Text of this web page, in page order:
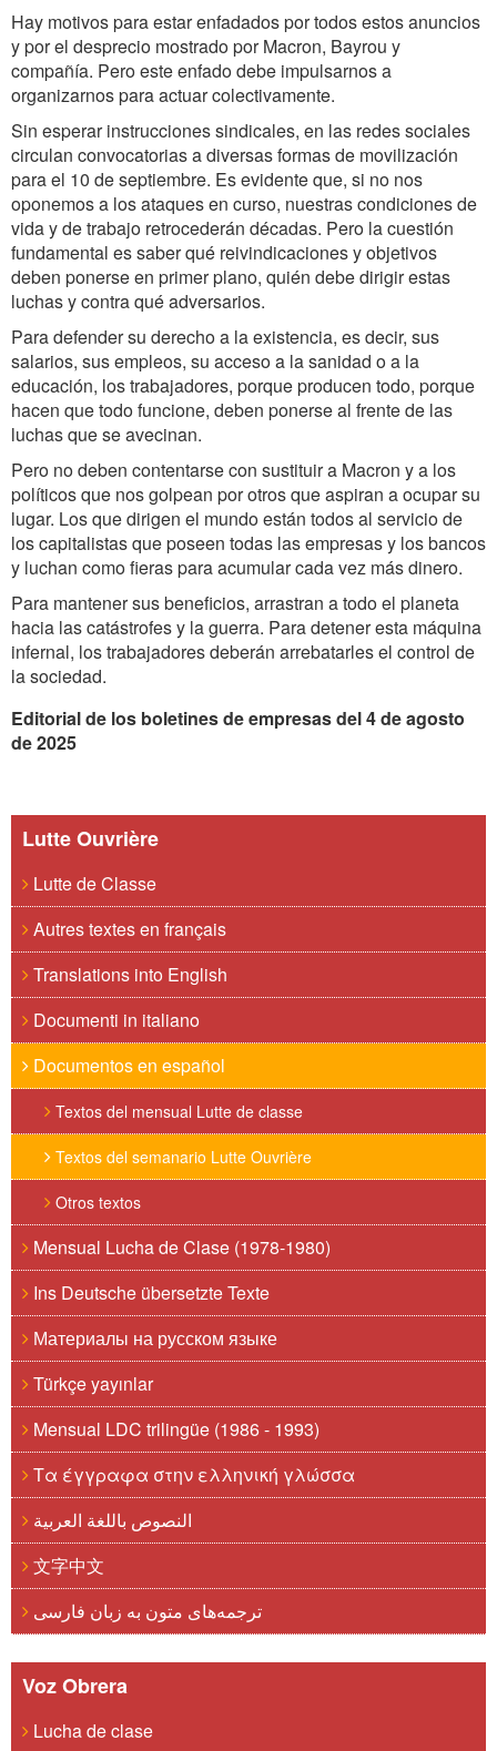
Hay motivos para estar enfadados por todos estos anuncios
y por el desprecio mostrado por Macron, Bayrou y
compañía. Pero este enfado debe impulsarnos a
organizarnos para actuar colectivamente.
Sin esperar instrucciones sindicales, en las redes sociales
circulan convocatorias a diversas formas de movilización
para el 10 de septiembre. Es evidente que, si no nos
oponemos a los ataques en curso, nuestras condiciones de
vida y de trabajo retrocederán décadas. Pero la cuestión
fundamental es saber qué reivindicaciones y objetivos
deben ponerse en primer plano, quién debe dirigir estas
luchas y contra qué adversarios.
Para defender su derecho a la existencia, es decir, sus
salarios, sus empleos, su acceso a la sanidad o a la
educación, los trabajadores, porque producen todo, porque
hacen que todo funcione, deben ponerse al frente de las
luchas que se avecinan.
Pero no deben contentarse con sustituir a Macron y a los
políticos que nos golpean por otros que aspiran a ocupar su
lugar. Los que dirigen el mundo están todos al servicio de
los capitalistas que poseen todas las empresas y los bancos
y luchan como fieras para acumular cada vez más dinero.
Para mantener sus beneficios, arrastran a todo el planeta
hacia las catástrofes y la guerra. Para detener esta máquina
infernal, los trabajadores deberán arrebatarles el control de
la sociedad.
Editorial de los boletines de empresas del 4 de agosto
de 2025
Lutte Ouvrière
Lutte de Classe
Autres textes en français
Translations into English
Documenti in italiano
Documentos en español
Textos del mensual Lutte de classe
Textos del semanario Lutte Ouvrière
Otros textos
Mensual Lucha de Clase (1978-1980)
Ins Deutsche übersetzte Texte
Материалы на русском языке
Türkçe yayınlar
Mensual LDC trilingüe (1986 - 1993)
Τα έγγραφα στην ελληνική γλώσσα
النصوص باللغة العربية
文字中文
ترجمه‌های متون به زبان فارسی
Voz Obrera
Lucha de clase